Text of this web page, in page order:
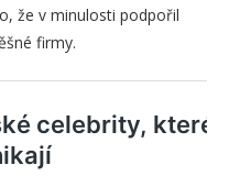
že v minulosti podpořil
firmy.